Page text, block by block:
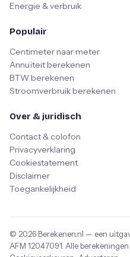
Energie & verbruik
Populair
Centimeter naar meter
Annuïteit berekenen
BTW berekenen
Stroomverbruik berekenen
Over & juridisch
Contact & colofon
Privacyverklaring
Cookiestatement
Disclaimer
Toegankelijkheid
© 2026 Berekenen.nl — een
AFM 12047091 . Alle